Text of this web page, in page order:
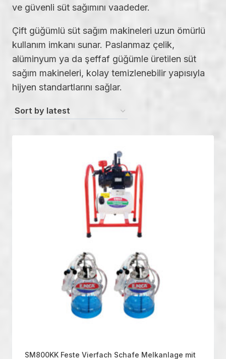
ve güvenli süt sağımını vaadeder.
Çift güğümlü süt sağım makineleri uzun ömürlü
kullanım imkanı sunar. Paslanmaz çelik,
alüminyum ya da şeffaf güğümle üretilen süt
sağım makineleri, kolay temizlenebilir yapısıyla
hijyen standartlarını sağlar.
SM800KK Feste Vierfach Schafe Melkanlage mit